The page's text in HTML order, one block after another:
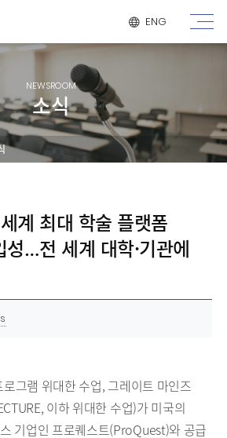
ENG
NEWSROOM
소식
계 최대 학술 플랫폼
성…전 세계 대학·기관에
로그램 위대한 수업, 그레이트 마인즈
이하 위대한 수업)가 미국의
기업인 프로퀘스트(ProQuest)와 공급